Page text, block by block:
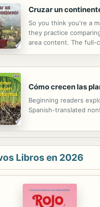
Cruzar un
So you think you're a
they practice
area content. The full-
Cómo crecen las
Beginning readers
Spanish-translated
Libros en 2026